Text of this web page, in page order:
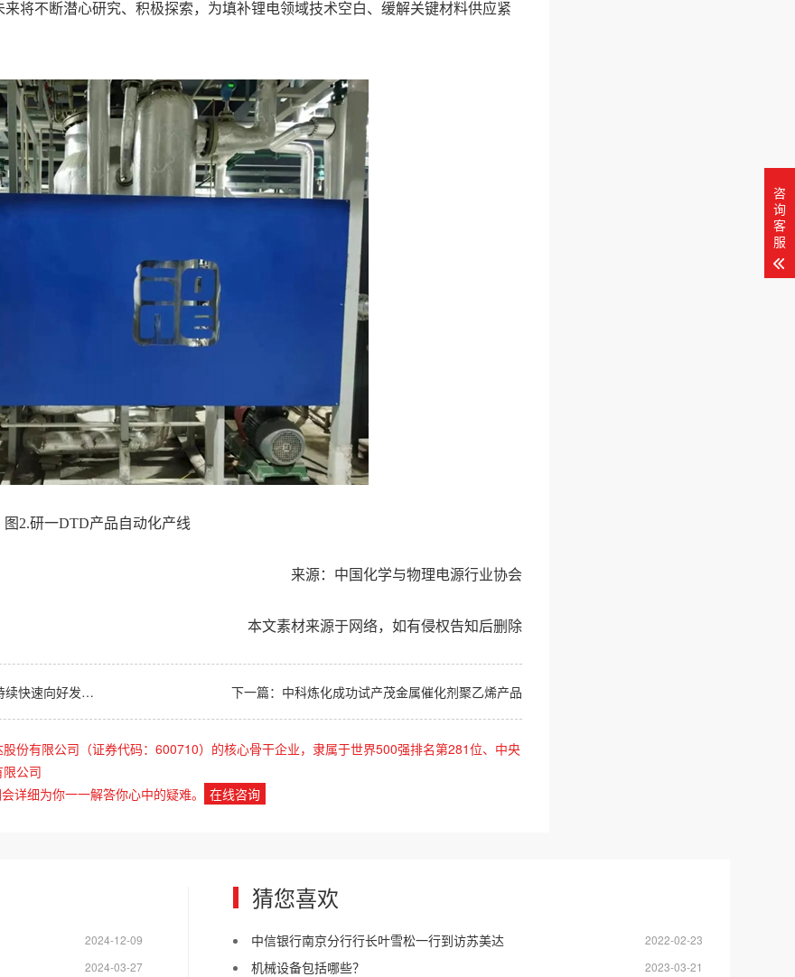
将不断潜心研究、积极探索，为填补锂电领域技术空白、缓解关键材料供应紧
图2.研一DTD产品自动化产线
来源：中国化学与物理电源行业协会
本文素材来源于网络，如有侵权告知后删除
目已开工约7500万千瓦 下一篇： 中科炼化成功试产茂金属催化剂聚乙烯产品
份有限公司（证券代码：600710）的核心骨干企业，隶属于世界500强排名第281位、中央
公司
详细为你一一解答你心中的疑难。 在线咨询
2024-12-09
2024-03-27
猜您喜欢
2022-02-23
中信银行南京分行行长叶雪松一行到访苏美达
2023-03-21
机械设备包括哪些？
咨
询
客
服